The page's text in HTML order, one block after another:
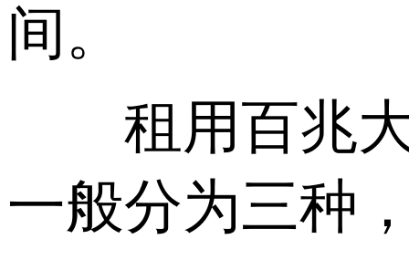
间。
租用百兆大
一般分为三种